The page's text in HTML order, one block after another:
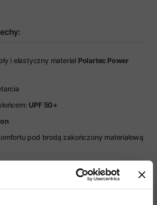
i elastyczny materiał Polartec Power
UPF 50+
pod brodą zakończony materiałową
z uprzężą